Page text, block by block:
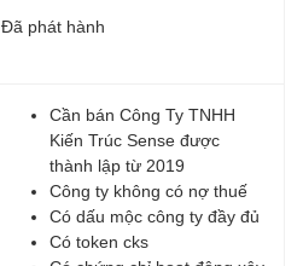
Đã phát hành
Cần bán Công Ty TNHH
Kiến Trúc Sense được
thành lập từ 2019
Công ty không có nợ thuế
Có dấu mộc công ty đầy đủ
Có token cks